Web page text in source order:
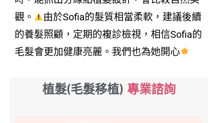
觀。
由於Sofia的髮質相當柔軟，建議後續
的養髮照顧，定期的複診檢視，相信Sofia的
毛髮會更加健康亮麗。我們也為她開心
植髮(毛髮移植) 專業諮詢